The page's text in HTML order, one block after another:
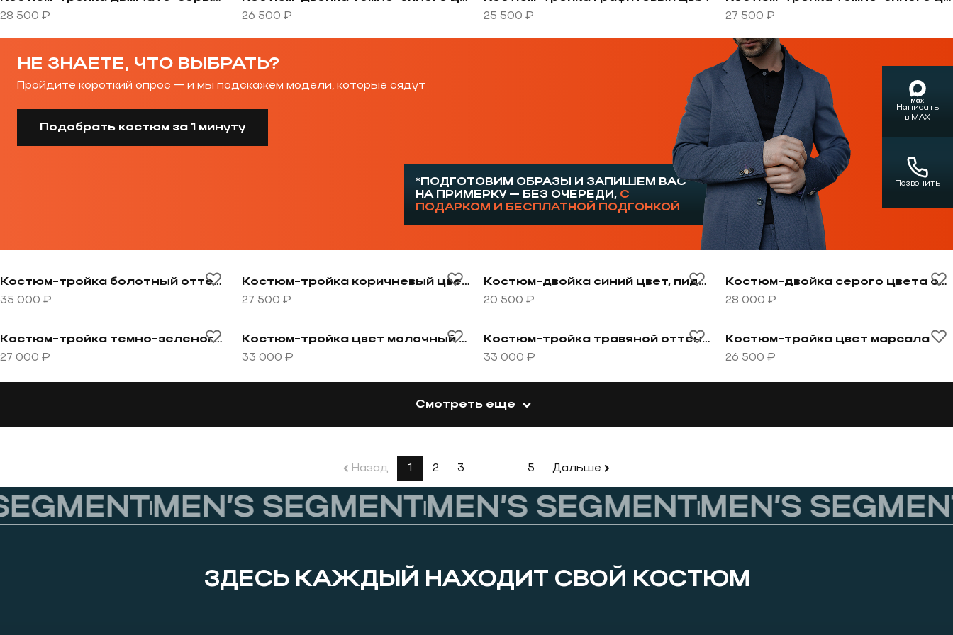
28 500 ₽
26 500 ₽
25 500 ₽
27 500 ₽
НЕ ЗНАЕТЕ, ЧТО ВЫБРАТЬ?
Пройдите короткий опрос — и мы подскажем модели, которые сядут
Подобрать костюм за 1 минуту
*ПОДГОТОВИМ ОБРАЗЫ И ЗАПИШЕМ ВАС
НА ПРИМЕРКУ — БЕЗ ОЧЕРЕДИ, С
ПОДАРКОМ И БЕСПЛАТНОЙ ПОДГОНКОЙ
Перейти к товару Костюм-тройка болотный оттенок
Костюм-тройка болотный оттенок
35 000 ₽
Перейти к товару Костюм-тройка коричневый цвет текстурная ткань
Костюм-тройка коричневый цвет текстурная ткань
27 500 ₽
Перейти к товару Костюм-двойка синий цвет, пиджак сюртук
Костюм-двойка синий цвет, пиджак сюртук
20 500 ₽
Перейти к товару Костюм-двойка
Костюм-двойка серого цвета облегченная модель
28 000 ₽
Перейти к товару Костюм-тройка темно-зеленого цвета в мелкую клетку
Костюм-тройка темно-зеленого цвета в мелкую клетку
27 000 ₽
Перейти к товару Костюм-тройка цвет молочный шоколад
Костюм-тройка цвет молочный шоколад
33 000 ₽
Перейти к товару Костюм-тройка травяной оттенок
Костюм-тройка травяной оттенок
33 000 ₽
Перейти к товару Костюм-тройка
Костюм-тройка цвет марсала
26 500 ₽
Смотреть еще
Назад 1 2 3 … 5 Дальше
MEN’S SEGMENTMEN’S SEGMENTMEN’S SEGMENT
ЗДЕСЬ КАЖДЫЙ НАХОДИТ СВОЙ КОСТЮМ
Написать
в MAX
Позвонить